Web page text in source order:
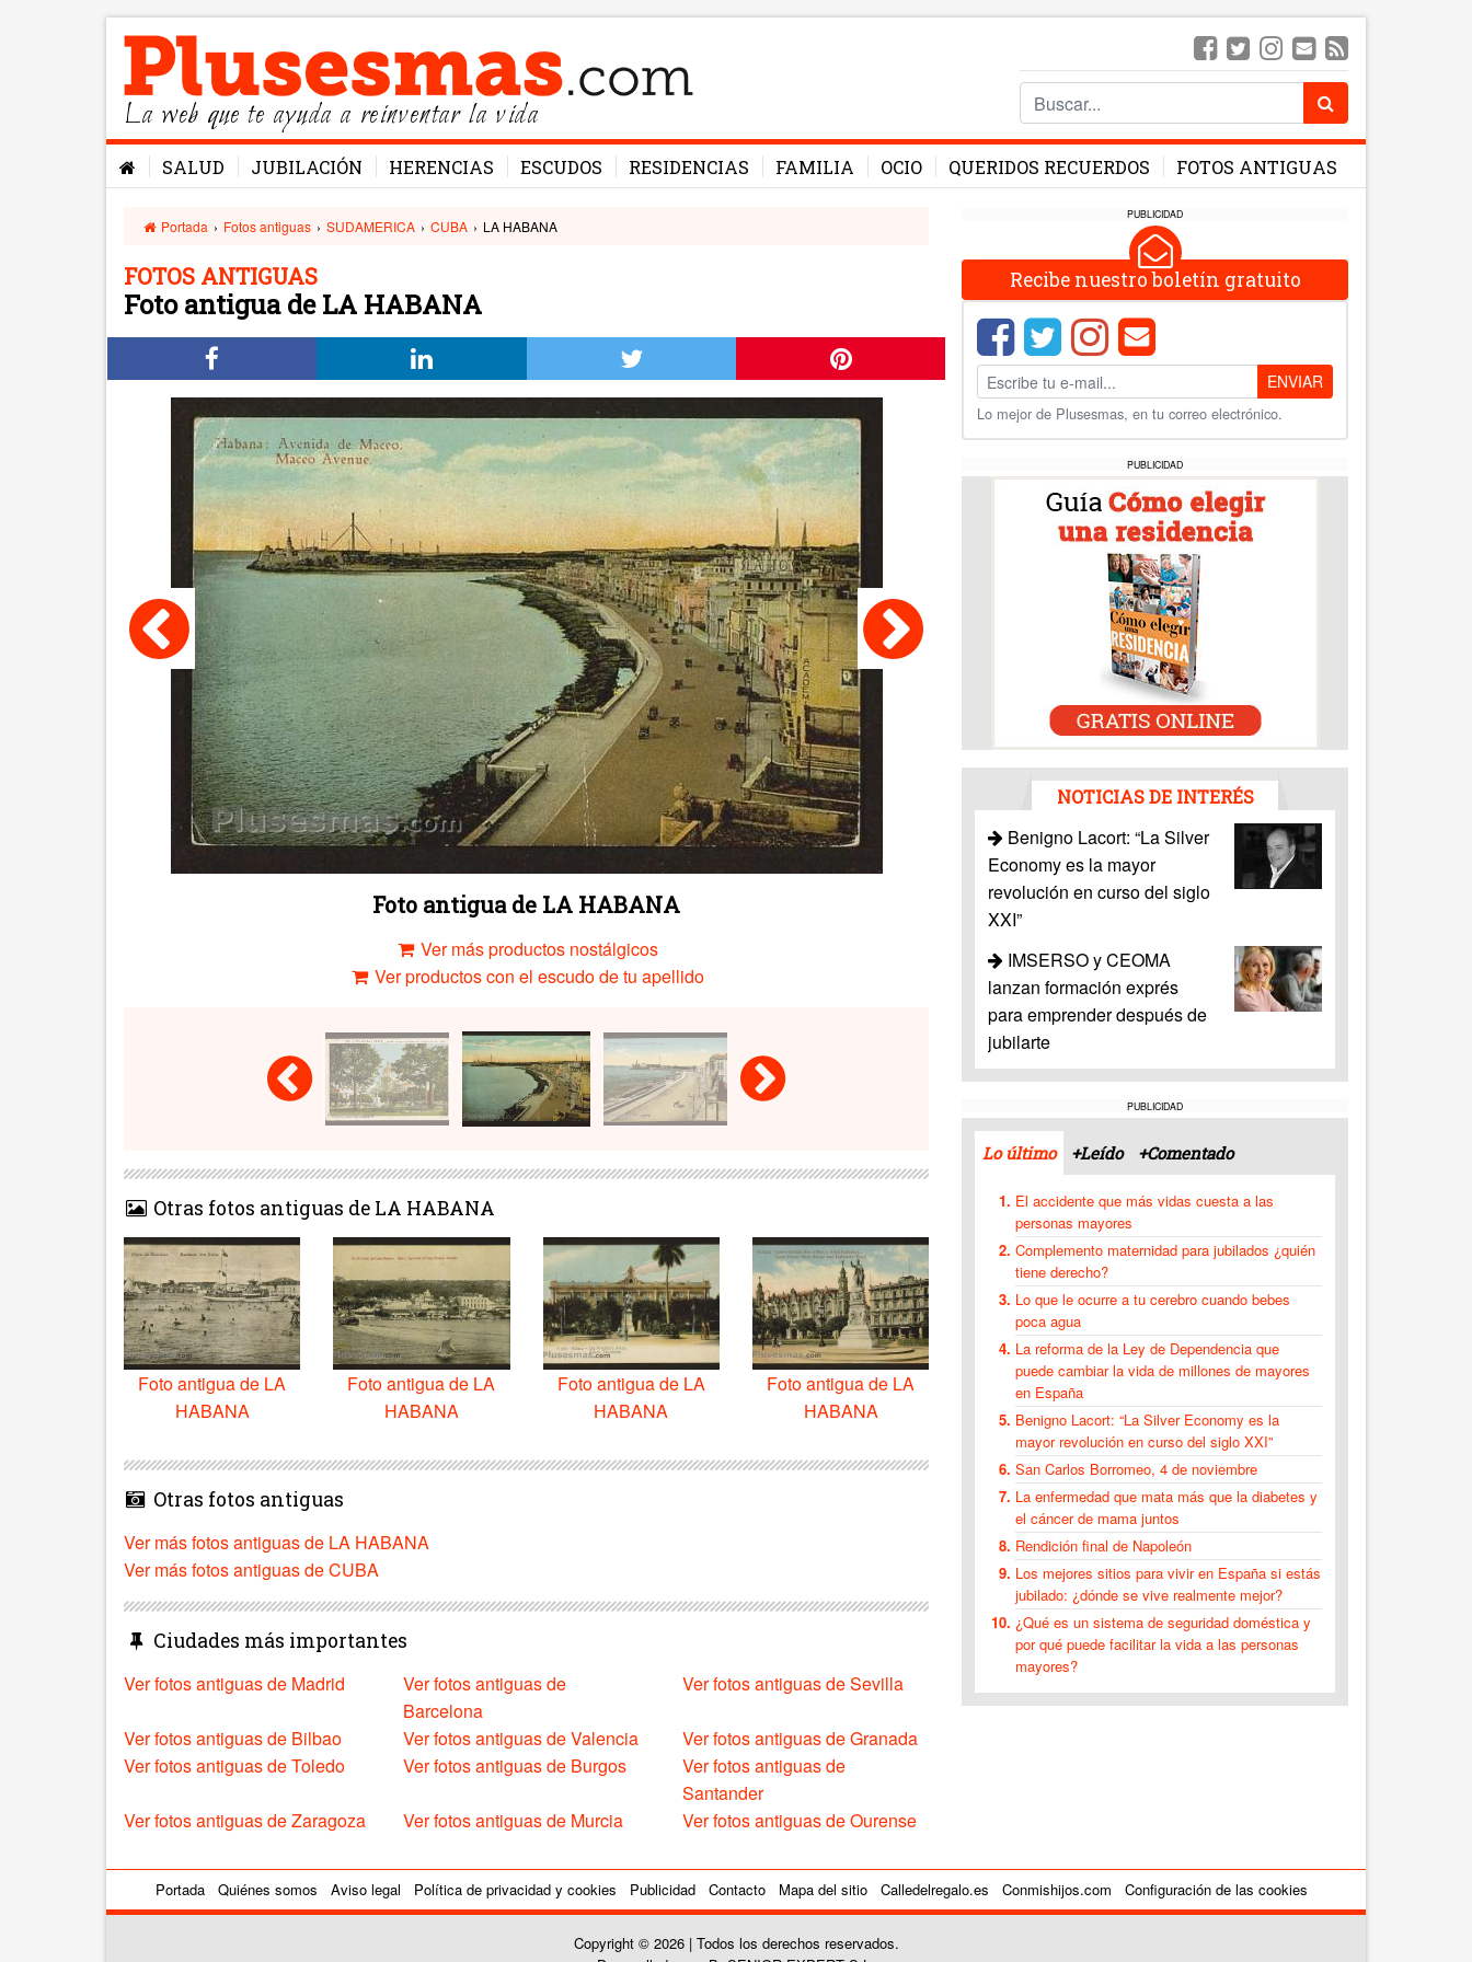
La web que te ayuda a reinventar la vida
SALUD JUBILACIÓN HERENCIAS ESCUDOS RESIDENCIAS FAMILIA OCIO QUERIDOS RECUERDOS FOTOS ANTIGUAS
Portada › Fotos antiguas › SUDAMERICA › CUBA › LA HABANA
FOTOS ANTIGUAS
Foto antigua de LA HABANA
Foto antigua de LA HABANA
Ver más productos nostálgicos
Ver productos con el escudo de tu apellido
Otras fotos antiguas de LA HABANA
Foto antigua de LA
HABANA
Foto antigua de LA
HABANA
Foto antigua de LA
HABANA
Foto antigua de LA
HABANA
Otras fotos antiguas
Ver más fotos antiguas de LA HABANA
Ver más fotos antiguas de CUBA
Ciudades más importantes
Ver fotos antiguas de Madrid
Ver fotos antiguas de
Barcelona
Ver fotos antiguas de Sevilla
Ver fotos antiguas de Bilbao Ver fotos antiguas de Valencia
Ver fotos antiguas de Granada
Ver fotos antiguas de Toledo
Ver fotos antiguas de Burgos
Ver fotos antiguas de
Santander
Ver fotos antiguas de Zaragoza
Ver fotos antiguas de Murcia Ver fotos antiguas de Ourense
PUBLICIDAD
Recibe nuestro boletín gratuito
ENVIAR
Lo mejor de Plusesmas, en tu correo electrónico.
PUBLICIDAD
NOTICIAS DE INTERÉS
Benigno Lacort: “La Silver
Economy es la mayor
revolución en curso del siglo
XXI”
IMSERSO y CEOMA
lanzan formación exprés
para emprender después de
jubilarte
PUBLICIDAD
Lo último +Leído +Comentado
El accidente que más vidas cuesta a las
personas mayores
Complemento maternidad para jubilados ¿quién
tiene derecho?
Lo que le ocurre a tu cerebro cuando bebes
poca agua
La reforma de la Ley de Dependencia que
puede cambiar la vida de millones de mayores
en España
Benigno Lacort: “La Silver Economy es la
mayor revolución en curso del siglo XXI”
San Carlos Borromeo, 4 de noviembre
La enfermedad que mata más que la diabetes y
el cáncer de mama juntos
Rendición final de Napoleón
Los mejores sitios para vivir en España si estás
jubilado: ¿dónde se vive realmente mejor?
¿Qué es un sistema de seguridad doméstica y
por qué puede facilitar la vida a las personas
mayores?
Portada Quiénes somos Aviso legal Política de privacidad y cookies Publicidad Contacto Mapa del sitio Calledelregalo.es Conmishijos.com Configuración de las cookies
Copyright © 2026 | Todos los derechos reservados.